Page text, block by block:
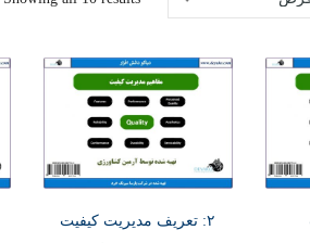
۲: تعریف مدیریت کیفیت